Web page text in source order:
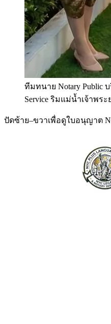
ทีมทนาย Notary Public
Service ริมแม่น้ำเจ้าพร
ปัดซ้าย–ขวาเพื่อดูใบอนุญาต